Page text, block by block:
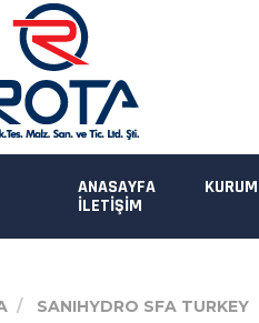
ANASAYFA
İLETİŞİM
SANIHYDRO SFA TURKEY